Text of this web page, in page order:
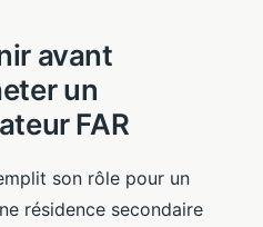
avant
un
FAR
son rôle pour un
résidence secondaire